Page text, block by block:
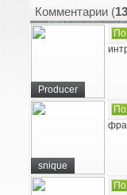
Комментарии (13
Producer
snique